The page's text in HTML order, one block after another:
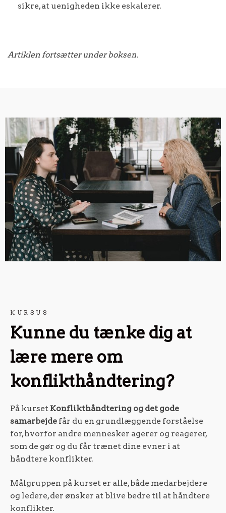
sikre, at uenigheden ikke eskalerer.
Artiklen fortsætter under boksen.
KURSUS
Kunne du tænke dig at
lære mere om
konflikthåndtering?
På kurset Konflikthåndtering og det gode
samarbejde får du en grundlæggende forståelse
for, hvorfor andre mennesker agerer og reagerer,
som de gør og du får trænet dine evner i at
håndtere konflikter.
Målgruppen på kurset er alle, både medarbejdere
og ledere, der ønsker at blive bedre til at håndtere
konflikter.